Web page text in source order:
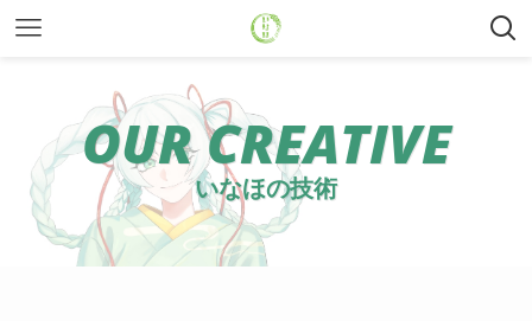
OUR CREATIVE
いなほの技術